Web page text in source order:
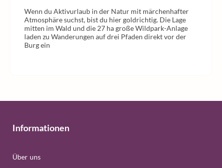
Wenn du Aktivurlaub in der Natur mit märchenhafter
Atmosphäre suchst, bist du hier goldrichtig. Die Lage
mitten im Wald und die 27 ha große Wildpark-Anlage
laden zu Wanderungen auf drei Pfaden direkt vor der
Burg ein
Informationen
Über uns